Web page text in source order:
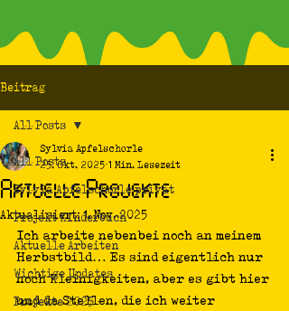
Beitrag
All Posts
Sylvia Apfelschorle privat
Projekt Kinderbuch
Aktuelle Arbeiten
Wichtige Updates
Projekte 2025
All Posts
Aktuelle Projekte
Sylvia Apfelschorle
25. Okt. 2025 1 Min. Lesezeit
Aktualisiert:1. Nov. 2025
Ich arbeite nebenbei noch an meinem
Herbstbild… Es sind eigentlich nur
noch Kleinigkeiten, aber es gibt hier
und da Stellen, die ich weiter